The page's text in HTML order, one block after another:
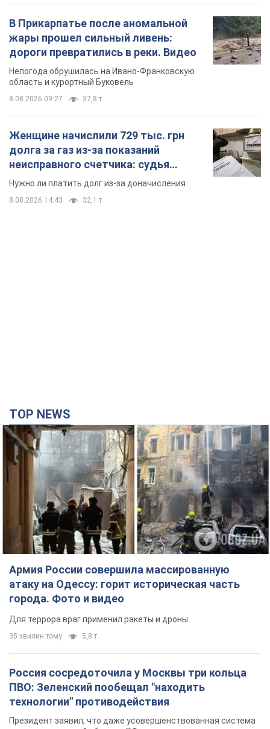
неисправного счетчика: судья
вынес неожиданное решение
Нужно ли платить долг из-за доначисления
8.08.2026 14:43 32,1 т.
Армия России совершила массированную
атаку на Одессу: горит историческая часть
города. Фото и видео
Для террора враг применил ракеты и дроны
35 хвилин тому 5,8 т.
Россия сосредоточила у Москвы три кольца
ПВО: Зеленский пообещал "находить
технологии" противодействия
противовоздушной обороны РФ не гарантирует защиты от
украинских ударов
10 годин тому 85,7 т.
Украина приобрела у Турции 70 баллистических
ракет и многое другое вооружение: в Госдепе
США обнародовали список
Госдеп уже проинформировал об этом американский